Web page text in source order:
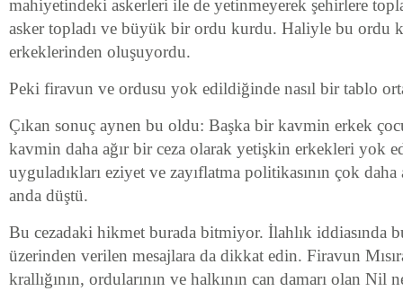
mahiyetindeki askerleri ile de yetinmeyerek şehirlere
asker topladı ve büyük bir ordu kurdu. Haliyle bu ordu
erkeklerinden oluşuyordu.
Peki firavun ve ordusu yok edildiğinde nasıl bir tablo
Çıkan sonuç aynen bu oldu: Başka bir kavmin erkek
kavmin daha ağır bir ceza olarak yetişkin erkekleri yok
uyguladıkları eziyet ve zayıflatma politikasının çok
anda düştü.
Bu cezadaki hikmet burada bitmiyor. İlahlık iddiasında
üzerinden verilen mesajlara da dikkat edin. Firavun
krallığının, ordularının ve halkının can damarı olan Nil